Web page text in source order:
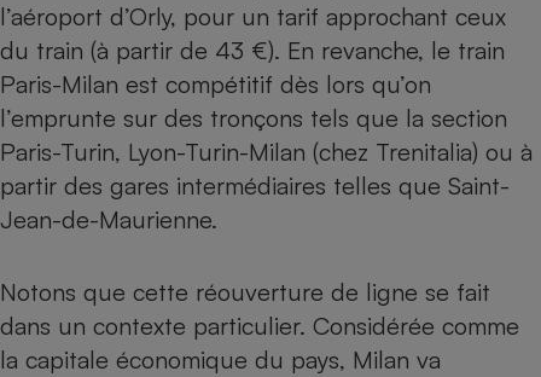
l’aéroport d’Orly, pour un tarif approchant ceux
du train (à partir de 43 €). En revanche, le train
Paris-Milan est compétitif dès lors qu’on
l’emprunte sur des tronçons tels que la section
Paris-Turin, Lyon-Turin-Milan (chez Trenitalia) ou à
partir des gares intermédiaires telles que Saint-
Jean-de-Maurienne.
Notons que cette réouverture de ligne se fait
dans un contexte particulier. Considérée comme
la capitale économique du pays, Milan va